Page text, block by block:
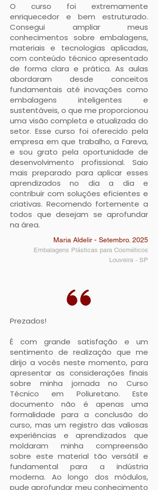
O curso foi extremamente
enriquecedor e bem estruturado.
Consegui ampliar meus
conhecimentos sobre embalagens,
materiais e tecnologias aplicadas,
com conteúdo técnico apresentado
de forma clara e prática. As aulas
abordaram desde conceitos
fundamentais até inovações como
embalagens inteligentes e
sustentáveis, o que me proporcionou
uma visão completa e atualizada do
setor. Esse curso foi oferecido pela
empresa em que trabalho, a Fareva,
e sou grato pela oportunidade de
desenvolvimento profissional. Saio
mais preparado para aplicar esses
aprendizados no dia a dia e
contribuir com soluções eficientes e
criativas. Recomendo fortemente a
todos que desejam se aprofundar
na área.
Maria Aldelir - Setembro. 2025
Embalagens Plásticas para Cosméticos
Louveira - SP
Prezados!
É com grande satisfação e um
sentimento de realização que me
dirijo a vocês neste momento, para
apresentar as considerações finais
sobre minha jornada no Curso
Técnico em Poliuretano. Este
documento não é apenas uma
formalidade para a conclusão do
curso, mas um registro das valiosas
experiências e aprendizados que
moldaram minha compreensão
sobre este material tão versátil e
fundamental para a indústria
moderna. Ao longo dos módulos,
pude aprofundar meu conhecimento